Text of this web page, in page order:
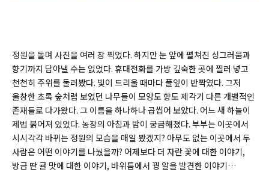
정원을 돌며 사진을 여러 장 찍었다. 하지만 눈 앞에 펼쳐진 싱그러움과
향기까지 담아낼 수는 없었다. 휴대전화를 가방 깊숙한 곳에 찔러 넣고
천천히 주위를 둘러봤다. 빛이 드리울 때마다 풀잎이 반짝였다. 그저
울창한 초록 숲처럼 보였던 나무들이 모양도 향도 제각기 다른 개별적인
존재들로 다가왔다. 그 이름을 하나하나 곱씹어 보았다. 어느 새 하늘이
제법 붉어져 있었다. 농장의 아침과 밤이 궁금해졌다. 부부는 이곳에서
시시각각 바뀌는 정원의 모습을 매일 봤겠지? 아무도 없는 이곳에서 두
사람은 어떤 이야기를 나눴을까? 어제보다 더 자란 꽃에 대한 이야기,
방금 딴 귤 맛에 대한 이야기, 바위틈에서 꿩 알을 발견한 이야기…